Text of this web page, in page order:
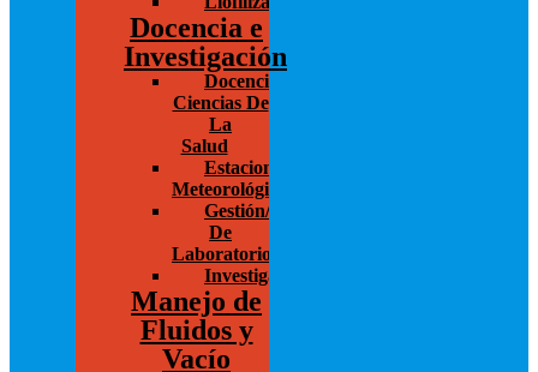
Docencia e
Investigación
Docencia/Investigación
Ciencias De
La
Salud
Estaciones
Meteorológicas
Gestión/Administración
De
Laboratorios
Investigación
Manejo de
Fluidos y
Vacío